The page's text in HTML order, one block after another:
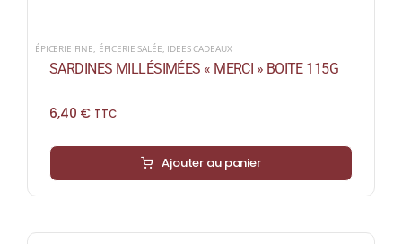
ÉPICERIE FINE ÉPICERIE SALÉE IDEES CADEAUX
SARDINES MILLÉSIMÉES « MERCI » BOITE 115G
6,40 € TTC
Ajouter au panier